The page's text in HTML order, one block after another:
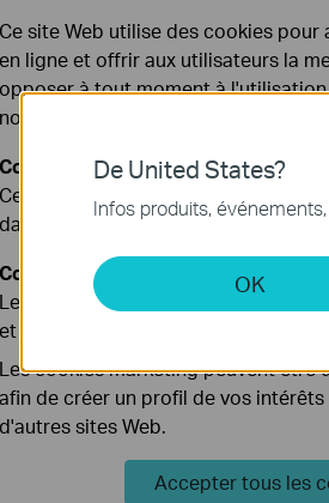
Quelles sont
scénarios
switches ?
Que puis-je
Que puis-je
connecté au
Que puis-je
connecté au
FAQ sur les
De United States?
Infos produits,
OK
Ce site Web utilise des cookies
en ligne et offrir aux utilisateurs la
opposer à tout moment à
notre
Cookies basiques
Ces cookies sont nécessaires au
dans vos systèmes.
Cookies d'analyse et marketing
Les cookies d'analyse nous
et ajuster les fonctionnalités de notre
Les cookies marketing peuvent être
afin de créer un profil de vos
d'autres sites Web.
Accepter tous les